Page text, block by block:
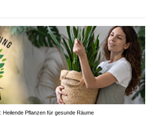
Heilende Pflanzen für gesunde Räume